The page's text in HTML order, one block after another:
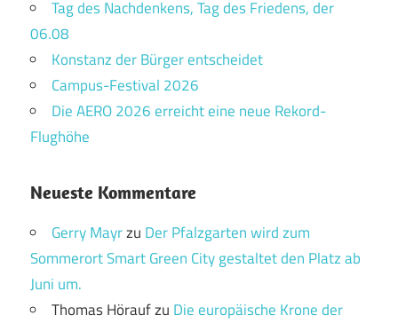
Tag des Nachdenkens, Tag des Friedens, der
06.08
Konstanz der Bürger entscheidet
Campus-Festival 2026
Die AERO 2026 erreicht eine neue Rekord-
Flughöhe
Neueste Kommentare
Gerry Mayrzu Der Pfalzgarten wird zum
Sommerort Smart Green City gestaltet den Platz ab
Juni um.
Thomas Höraufzu Die europäische Krone der